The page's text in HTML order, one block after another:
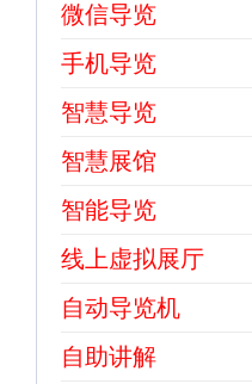
微信导览
手机导览
智慧导览
智慧展馆
智能导览
线上虚拟展厅
自动导览机
自助讲解